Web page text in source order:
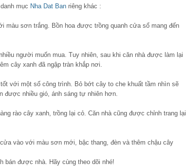
mục Nha Dat Ban riêng khác :
màu sơn trắng. Bồn hoa được trồng quanh cửa sổ mang đến
người muốn mua. Tuy nhiên, sau khi căn nhà được làm lại
cây xanh đã ngập tràn khắp nơi.
với một số công trình. Bỏ bớt cây to che khuất tầm nhìn sẽ
được nhiều gió, ánh sáng tự nhiên hơn.
rào cây xanh, trồng lại cỏ. Căn nhà cũng được chỉnh trang lại
vào với màu sơn mới, bậc thang, đèn và thêm chậu cây
bán được nhà. Hãy cùng theo dõi nhé!